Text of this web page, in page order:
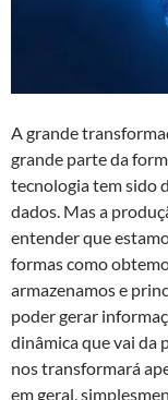
A grande
grande parte da
tecnologia tem sido
dados. Mas a
entender que
formas como
armazenamos e
poder gerar
dinâmica que vai da
nos transformará
em geral,